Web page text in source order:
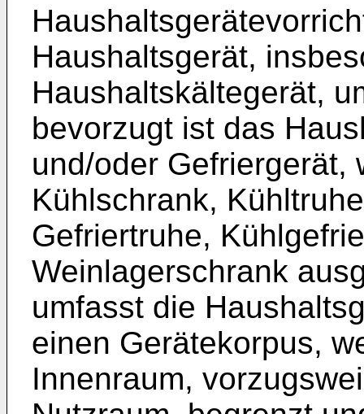
Haushaltsgerät,
Haushaltskältegerät,
bevorzugt ist das
und/oder Gefriergerät,
Kühlschrank,
Gefriertruhe,
Weinlagerschrank
umfasst die
einen Gerätekorpus,
Innenraum,